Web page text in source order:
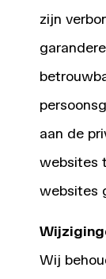
zijn
aan de
websites
websites
Wij